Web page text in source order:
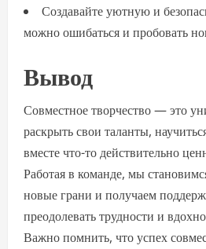
Создавайте уютную и
можно ошибаться и пробовать
Вывод
Совместное творчество — это
раскрыть свои таланты,
вместе что-то действительно
Работая в команде, мы
новые грани и получаем
преодолевать трудности и
Важно помнить, что успех